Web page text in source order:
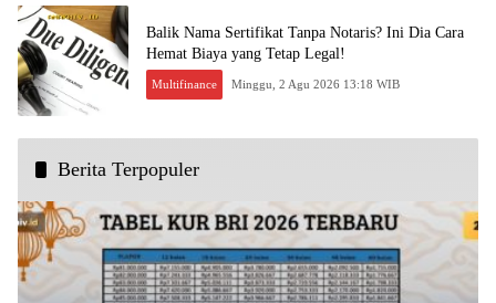
Balik Nama Sertifikat Tanpa Notaris? Ini Dia Cara
Hemat Biaya yang Tetap Legal!
Multifinance Minggu, 2 Agu 2026 13:18 WIB
Berita Terpopuler